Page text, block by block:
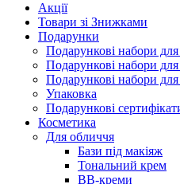
Акції
Товари зі Знижками
Подарунки
Подарункові набори
Подарункові набори для
Подарункові набори для
Упаковка
Подарункові
Косметика
Для обличчя
Бази під макіяж
Тональний крем
BB-креми